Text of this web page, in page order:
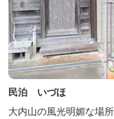
民泊 いづほ
大内山の風光明媚な場